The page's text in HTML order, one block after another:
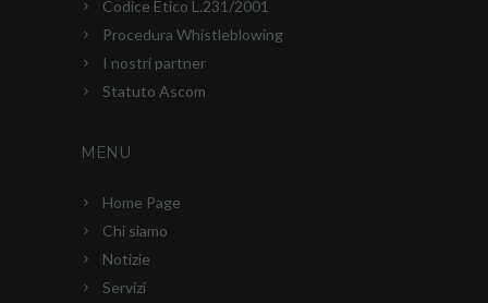
Codice Etico L.231/2001
Procedura Whistleblowing
I nostri partner
Statuto Ascom
MENU
Home Page
Chi siamo
Notizie
Servizi